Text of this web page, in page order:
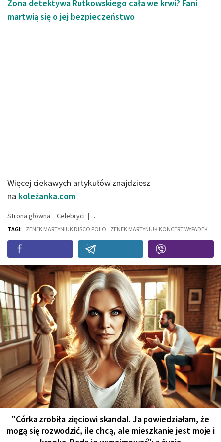
Żona detektywa Rutkowskiego cała we krwi? Fani
martwią się o jej bezpieczeństwo
Więcej ciekawych artykułów znajdziesz
na koleżanka.com
Strona główna Celebryci
TAGI: ZENEK MARTYNIUK DISCO POLO , ZENEK MARTYNIUK KONCERT WYPADEK
"Córka zrobiła zięciowi skandal. Ja powiedziałam, że
mogą się rozwodzić, ile chcą, ale mieszkanie jest moje i